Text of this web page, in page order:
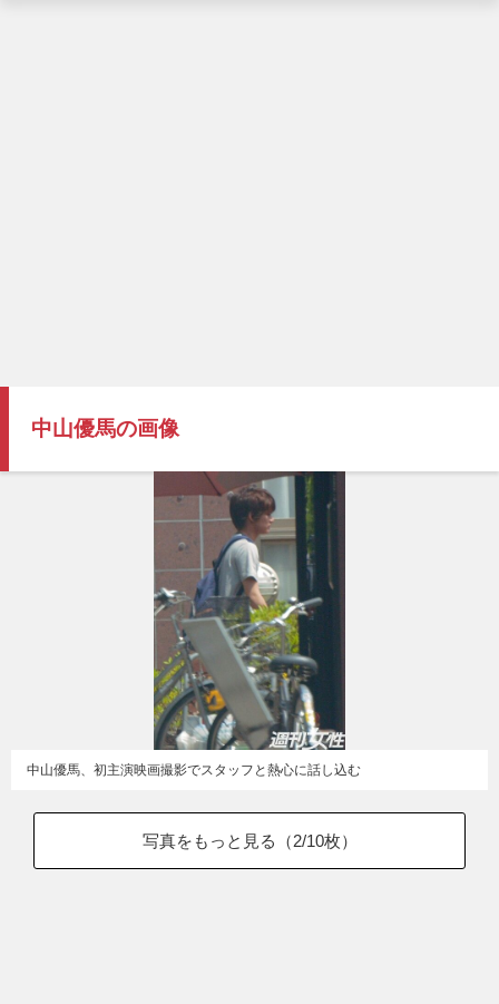
中山優馬の画像
中山優馬、初主演映画撮影でスタッフと熱心に話し込む
写真をもっと見る（2/10枚）